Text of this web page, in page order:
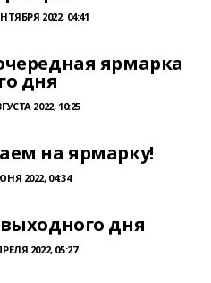
2022, 04:41
ярмарка
дня
2022, 10:25
на ярмарку!
2022, 04:34
дня
2022, 05:27